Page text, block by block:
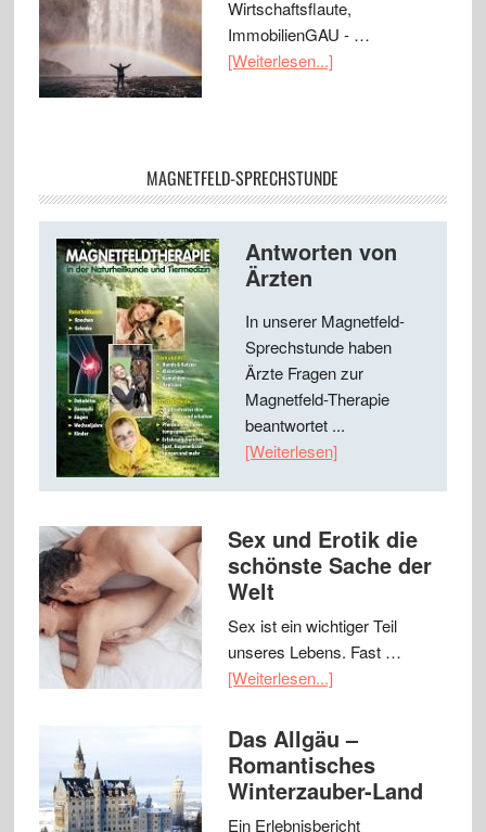
Wirtschaftsflaute,
ImmobilienGAU - …
[Weiterlesen...]
MAGNETFELD-SPRECHSTUNDE
Antworten von
Ärzten
In unserer Magnetfeld-
Sprechstunde haben
Ärzte Fragen zur
Magnetfeld-Therapie
beantwortet ...
[Weiterlesen]
Sex und Erotik die
schönste Sache der
Welt
Sex ist ein wichtiger Teil
unseres Lebens. Fast …
[Weiterlesen...]
Das Allgäu –
Romantisches
Winterzauber-Land
Ein Erlebnisbericht